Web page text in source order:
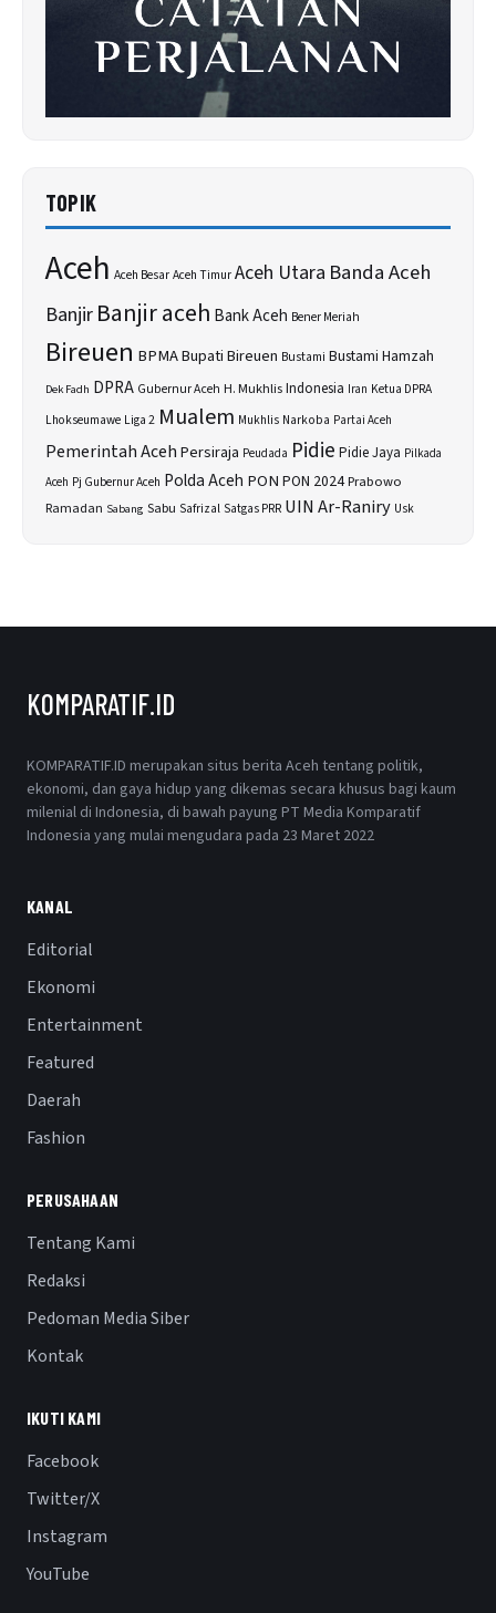
TOPIK
Aceh Aceh BesarAceh TimurAceh Utara Banda Aceh
BanjirBanjir aceh Bank Aceh Bener Meriah
Bireuen BPMABupati Bireuen Bustami Bustami Hamzah
Dek Fadh DPRA Gubernur Aceh H. MukhlisIndonesia Iran Ketua DPRA
Lhokseumawe Liga 2 Mualem Mukhlis Narkoba Partai Aceh
Pemerintah AcehPersiraja Peudada Pidie Pidie Jaya Pilkada
Aceh Pj Gubernur Aceh Polda Aceh PON PON 2024Prabowo
Ramadan Sabang Sabu SafrizalSatgas PRR UIN Ar-Raniry Usk
KOMPARATIF.ID
KOMPARATIF.ID merupakan situs berita Aceh tentang politik,
ekonomi, dan gaya hidup yang dikemas secara khusus bagi kaum
milenial di Indonesia, di bawah payung PT Media Komparatif
Indonesia yang mulai mengudara pada 23 Maret 2022
KANAL
Editorial
Ekonomi
Entertainment
Featured
Daerah
Fashion
PERUSAHAAN
Tentang Kami
Redaksi
Pedoman Media Siber
Kontak
IKUTI KAMI
Facebook
Twitter/X
Instagram
YouTube